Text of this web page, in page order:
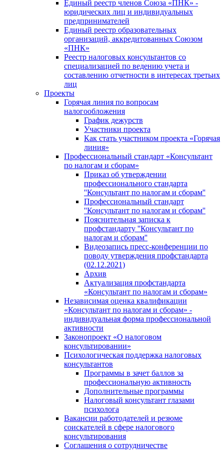
Единый реестр членов Союза «ПНК» -
юридических лиц и индивидуальных
предпринимателей
Единый реестр образовательных
организаций, аккредитованных Союзом
«ПНК»
Реестр налоговых консультантов со
специализацией по ведению учета и
составлению отчетности в интересах третьих
лиц
Проекты
Горячая линия по вопросам
налогообложения
График дежурств
Участники проекта
Как стать участником проекта «Горячая
линия»
Профессиональный стандарт «Консультант
по налогам и сборам»
Приказ об утверждении
профессионального стандарта
''Консультант по налогам и сборам''
Профессиональный стандарт
''Консультант по налогам и сборам''
Пояснительная записка к
профстандарту ''Консультант по
налогам и сборам''
Видеозапись пресс-конференции по
поводу утверждения профстандарта
(02.12.2021)
Архив
Актуализация профстандарта
«Консультант по налогам и сборам»
Независимая оценка квалификации
«Консультант по налогам и сборам» -
индивидуальная форма профессиональной
активности
Законопроект «О налоговом
консультировании»
Психологическая поддержка налоговых
консультантов
Программы в зачет баллов за
профессиональную активность
Дополнительные программы
Налоговый консультант глазами
психолога
Вакансии работодателей и резюме
соискателей в сфере налогового
консультирования
Соглашения о сотрудничестве